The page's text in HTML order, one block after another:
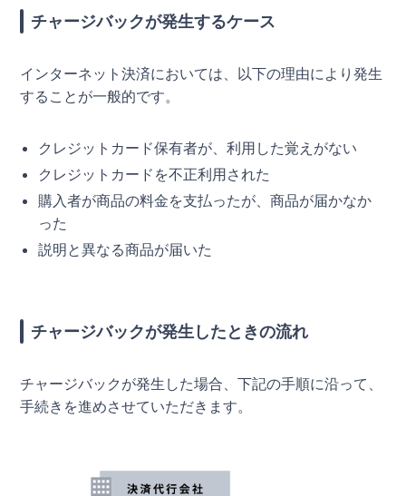
チャージバックが発生するケース
インターネット決済においては、以下の理由により発生
することが一般的です。
クレジットカード保有者が、利用した覚えがない
クレジットカードを不正利用された
購入者が商品の料金を支払ったが、商品が届かなか
った
説明と異なる商品が届いた
チャージバックが発生したときの流れ
チャージバックが発生した場合、下記の手順に沿って、
手続きを進めさせていただきます。